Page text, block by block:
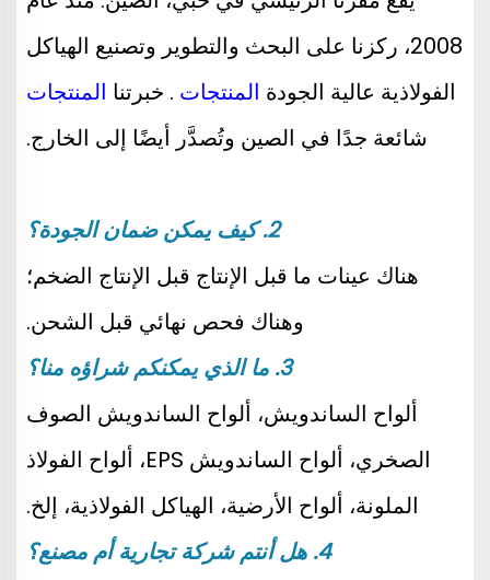
الفولاذية عالية الجودة المنتجات . خبرتنا المنتجات
شائعة جدًا في الصين وتُصدَّر أيضًا إلى الخارج.
2. كيف يمكن ضمان الجودة؟
وهناك فحص نهائي قبل الشحن.
3. ما الذي يمكنكم شراؤه منا؟
الملونة، ألواح الأرضية، الهياكل الفولاذية، إلخ.
4. هل أنتم شركة تجارية أم مصنع؟